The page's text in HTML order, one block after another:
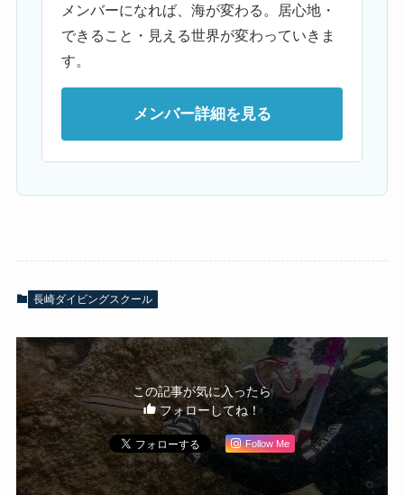
メンバーになれば、海が変わる。居心地・
できること・見える世界が変わっていきま
す。
メンバー詳細を見る
長崎ダイビングスクール
この記事が気に入ったら
フォローしてね！
Follow Me